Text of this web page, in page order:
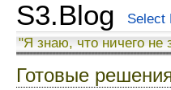
S3.Blog Select
"Я знаю, что ничего не
Готовые